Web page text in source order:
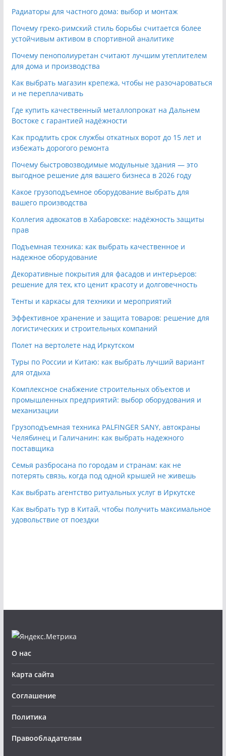
Радиаторы для частного дома: выбор и монтаж
Почему греко-римский стиль борьбы считается более
устойчивым активом в спортивной аналитике
Почему пенополиуретан считают лучшим утеплителем
для дома и производства
Как выбрать магазин крепежа, чтобы не разочароваться
и не переплачивать
Где купить качественный металлопрокат на Дальнем
Востоке с гарантией надёжности
Как продлить срок службы откатных ворот до 15 лет и
избежать дорогого ремонта
Почему быстровозводимые модульные здания — это
выгодное решение для вашего бизнеса в 2026 году
Какое грузоподъемное оборудование выбрать для
вашего производства
Коллегия адвокатов в Хабаровске: надёжность защиты
прав
Подъемная техника: как выбрать качественное и
надежное оборудование
Декоративные покрытия для фасадов и интерьеров:
решение для тех, кто ценит красоту и долговечность
Тенты и каркасы для техники и мероприятий
Эффективное хранение и защита товаров: решение для
логистических и строительных компаний
Полет на вертолете над Иркутском
Туры по России и Китаю: как выбрать лучший вариант
для отдыха
Комплексное снабжение строительных объектов и
промышленных предприятий: выбор оборудования и
механизации
Грузоподъемная техника PALFINGER SANY, автокраны
Челябинец и Галичанин: как выбрать надежного
поставщика
Семья разбросана по городам и странам: как не
потерять связь, когда под одной крышей не живешь
Как выбрать агентство ритуальных услуг в Иркутске
Как выбрать тур в Китай, чтобы получить максимальное
удовольствие от поездки
О нас
Карта сайта
Соглашение
Политика
Правообладателям